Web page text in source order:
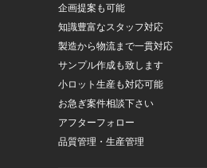
企画提案も可能
知識豊富なスタッフ対応
製造から物流まで一貫対応
サンプル作成も致します
小ロット生産も対応可能
お急ぎ案件相談下さい
アフターフォロー
品質管理・生産管理